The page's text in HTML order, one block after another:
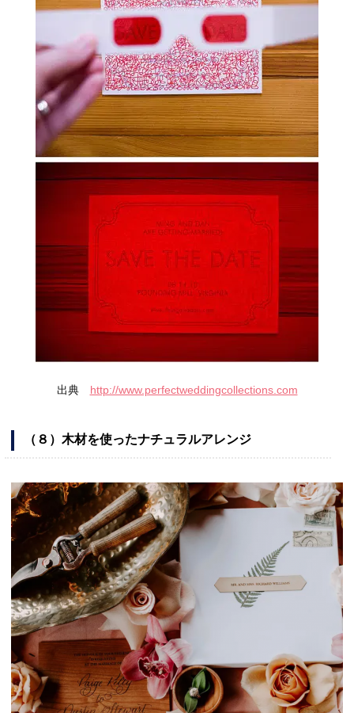
出典 http://www.perfectweddingcollections.com
（８） 木材を使ったナチュラルアレンジ